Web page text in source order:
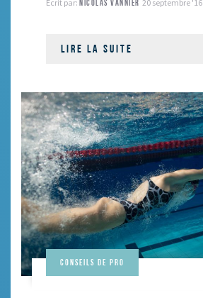
Écrit par: NICOLAS VANNIER 20 septembre '16
LIRE LA SUITE
Conseils de pro